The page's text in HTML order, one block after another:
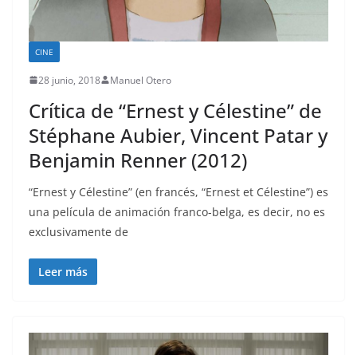
CINE
28 junio, 2018 Manuel Otero
Crítica de “Ernest y Célestine” de
Stéphane Aubier, Vincent Patar y
Benjamin Renner (2012)
“Ernest y Célestine” (en francés, “Ernest et Célestine”) es
una película de animación franco-belga, es decir, no es
exclusivamente de
Leer más